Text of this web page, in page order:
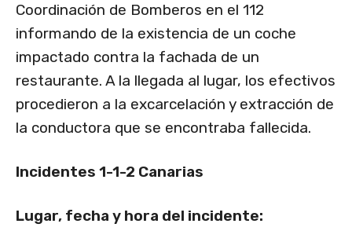
Coordinación de Bomberos en el 112
informando de la existencia de un coche
impactado contra la fachada de un
restaurante. A la llegada al lugar, los efectivos
procedieron a la excarcelación y extracción de
la conductora que se encontraba fallecida.
Incidentes 1-1-2 Canarias
Lugar, fecha y hora del incidente: